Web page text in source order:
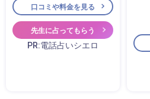
口コミや料金を見る
先生に占ってもらう
PR:電話占いシエロ